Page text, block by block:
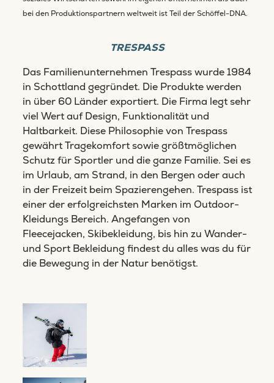
bei den Produktionspartnern weltweit ist Teil der Schöffel-DNA.
TRESPASS
Das Familienunternehmen Trespass wurde 1984
in Schottland gegründet. Die Produkte werden
in über 60 Länder exportiert. Die Firma legt sehr
viel Wert auf Design, Funktionalität und
Haltbarkeit. Diese Philosophie von Trespass
gewährt Tragekomfort sowie größtmöglichen
Schutz für Sportler und die ganze Familie. Sei es
im Urlaub, am Strand, in den Bergen oder auch
in der Freizeit beim Spazierengehen. Trespass ist
einer der erfolgreichsten Marken im Outdoor-
Kleidungs Bereich. Angefangen von
Fleecejacken, Skibekleidung, bis hin zu Wander-
und Sport Bekleidung findest du alles was du für
die Bewegung in der Natur benötigst.